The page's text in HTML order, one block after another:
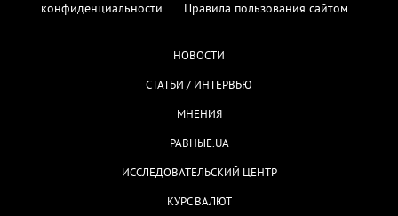
конфиденциальности
Правила пользования сайтом
НОВОСТИ
СТАТЬИ / ИНТЕРВЬЮ
МНЕНИЯ
РАВНЫЕ.UA
ИССЛЕДОВАТЕЛЬСКИЙ ЦЕНТР
КУРС ВАЛЮТ